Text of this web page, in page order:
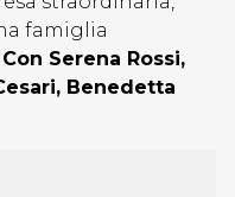
famiglia
Con Serena Rossi,
Benedetta